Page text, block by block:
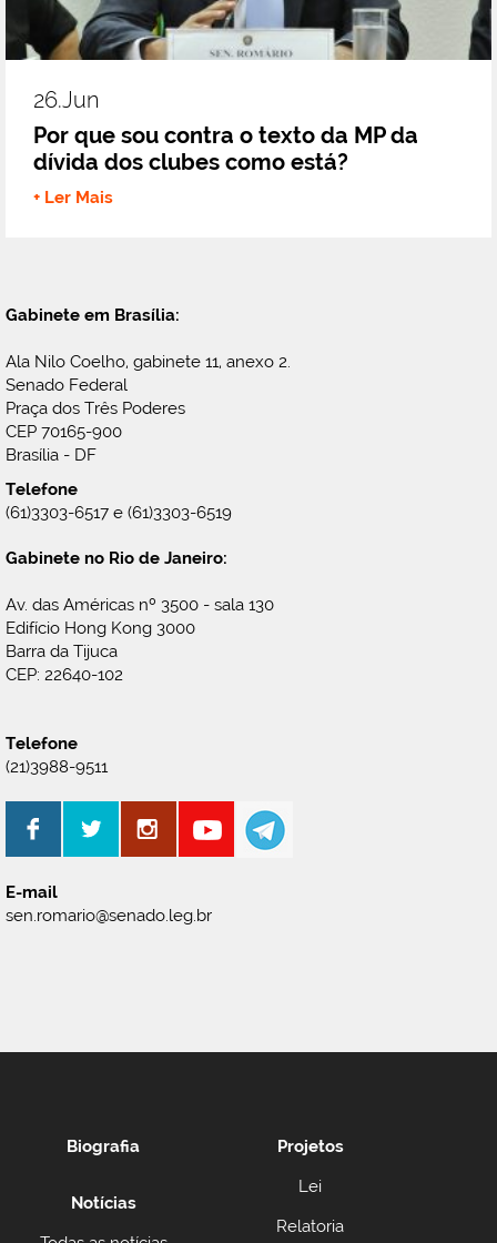
26.jun
Por que sou contra o texto da MP da
dívida dos clubes como está?
+ Ler Mais
Gabinete em Brasília:
Ala Nilo Coelho, gabinete 11, anexo 2.
Senado Federal
Praça dos Três Poderes
CEP 70165-900
Brasília - DF
Telefone
(61)3303-6517 e (61)3303-6519
Gabinete no Rio de Janeiro:
Av. das Américas nº 3500 - sala 130
Edifício Hong Kong 3000
Barra da Tijuca
CEP: 22640-102
Telefone
(21)3988-9511
E-mail
sen.romario@senado.leg.br
Biografia
Notícias
Projetos
Lei
Relatoria